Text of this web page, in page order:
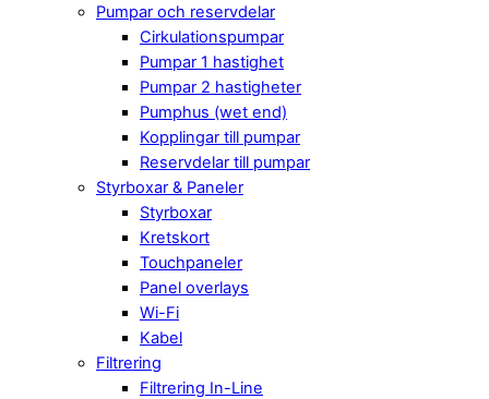
Pumpar och reservdelar
Cirkulationspumpar
Pumpar 1 hastighet
Pumpar 2 hastigheter
Pumphus (wet end)
Kopplingar till pumpar
Reservdelar till pumpar
Styrboxar & Paneler
Styrboxar
Kretskort
Touchpaneler
Panel overlays
Wi-Fi
Kabel
Filtrering
Filtrering In-Line